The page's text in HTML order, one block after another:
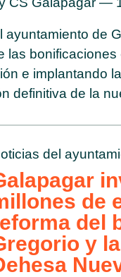
ayuntamiento de
las bonificaciones
e implantando
definitiva de la
del
de
del
y